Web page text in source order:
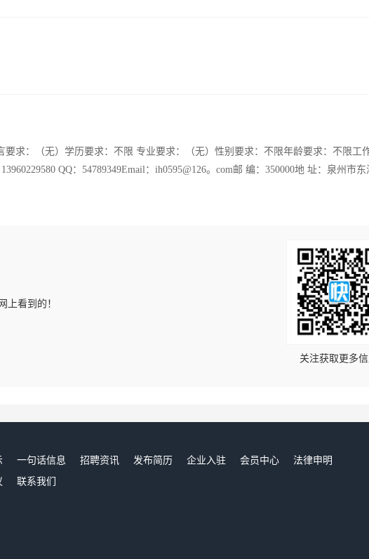
求：（无）学历要求：不限 专业要求：（无）性别要求：不限年龄要求：不限工作
QQ：54789349Email：ih0595@126。com邮 编：350000地 址：泉州市
上看到的！
关注获取更多
一句话信息 招聘资讯 发布简历 企业入驻 会员中心
法律申明
联系我们